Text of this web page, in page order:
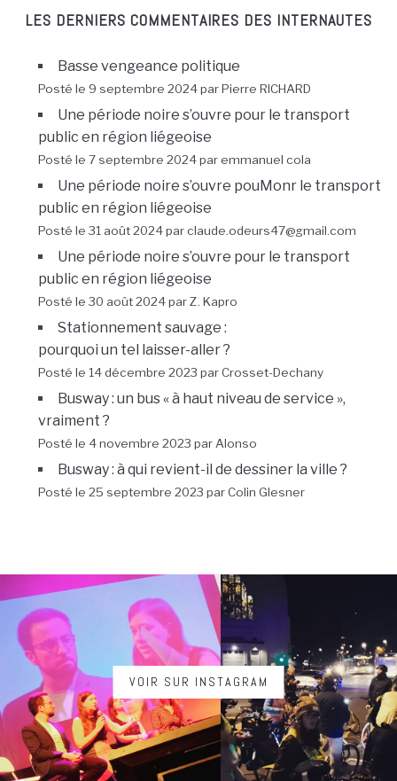
LES DERNIERS COMMENTAIRES DES INTERNAUTES
Basse vengeance politique
Posté le 9 septembre 2024 par Pierre RICHARD
Une période noire s’ouvre pour le transport
public en région liégeoise
Posté le 7 septembre 2024 par emmanuel cola
Une période noire s’ouvre pouMonr le transport
public en région liégeoise
Posté le 31 août 2024 par claude.odeurs47@gmail.com
Une période noire s’ouvre pour le transport
public en région liégeoise
Posté le 30 août 2024 par Z. Kapro
Stationnement sauvage :
pourquoi un tel laisser-aller ?
Posté le 14 décembre 2023 par Crosset-Dechany
Busway : un bus « à haut niveau de service »,
vraiment ?
Posté le 4 novembre 2023 par Alonso
Busway : à qui revient-il de dessiner la ville ?
Posté le 25 septembre 2023 par Colin Glesner
VOIR SUR INSTAGRAM